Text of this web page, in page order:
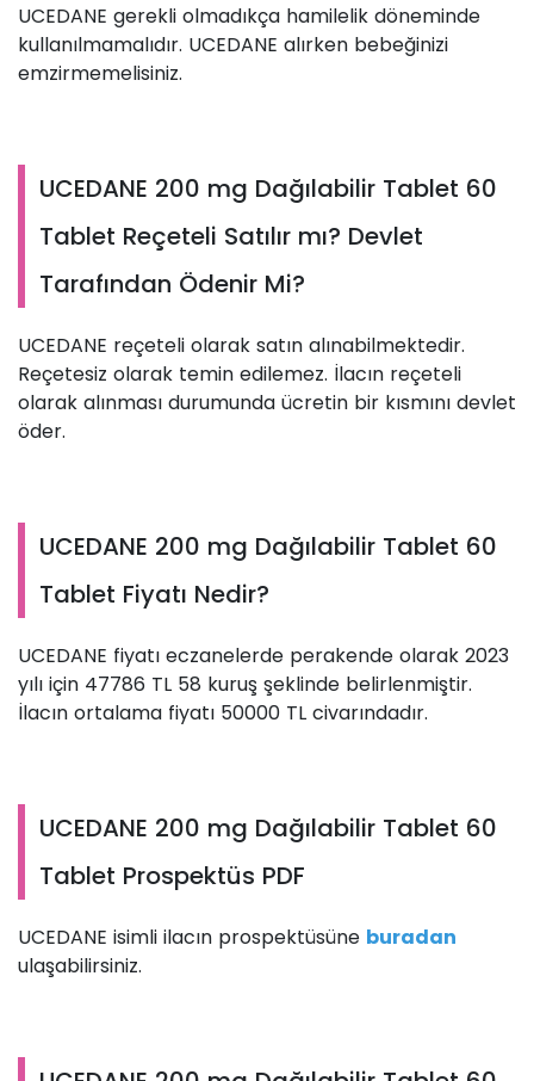
UCEDANE gerekli olmadıkça hamilelik döneminde
kullanılmamalıdır. UCEDANE alırken bebeğinizi
emzirmemelisiniz.
UCEDANE 200 mg Dağılabilir Tablet 60
Tablet Reçeteli Satılır mı? Devlet
Tarafından Ödenir Mi?
UCEDANE reçeteli olarak satın alınabilmektedir.
Reçetesiz olarak temin edilemez. İlacın reçeteli
olarak alınması durumunda ücretin bir kısmını devlet
öder.
UCEDANE 200 mg Dağılabilir Tablet 60
Tablet Fiyatı Nedir?
UCEDANE fiyatı eczanelerde perakende olarak 2023
yılı için 47786 TL 58 kuruş şeklinde belirlenmiştir.
İlacın ortalama fiyatı 50000 TL civarındadır.
UCEDANE 200 mg Dağılabilir Tablet 60
Tablet Prospektüs PDF
UCEDANE isimli ilacın prospektüsüne buradan
ulaşabilirsiniz.